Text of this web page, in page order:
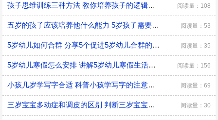
孩子思维训练三种方法 教你培养孩子的逻辑思维 阅读量：108
五岁的孩子应该培养他什么能力 5岁孩子需要培养的能力 阅读量：53
5岁幼儿如何合群 分享5个促进5岁幼儿合群的技巧 阅读量：35
5岁幼儿寒假怎么安排 讲解5岁幼儿寒假生活安排 阅读量：156
小孩几岁学写字合适 科普小孩学写字的注意事项 阅读量：69
三岁宝宝多动症和调皮的区别 判断三岁宝宝是多动症和调皮的方法 阅读量：30